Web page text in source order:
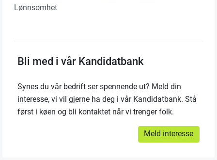
Lønnsomhet
Bli med i vår Kandidatbank
Synes du vår bedrift ser spennende ut? Meld din
interesse, vi vil gjerne ha deg i vår Kandidatbank. Stå
først i køen og bli kontaktet når vi trenger folk.
Meld interesse